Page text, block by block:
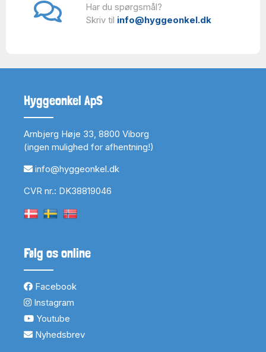
Har du spørgsmål?
Skriv til info@hyggeonkel.dk
Hyggeonkel ApS
Arnbjerg Høje 33, 8800 Viborg
(ingen mulighed for afhentning!)
info@hyggeonkel.dk
CVR nr.: DK38819046
Følg os online
Facebook
Instagram
Youtube
Nyhedsbrev